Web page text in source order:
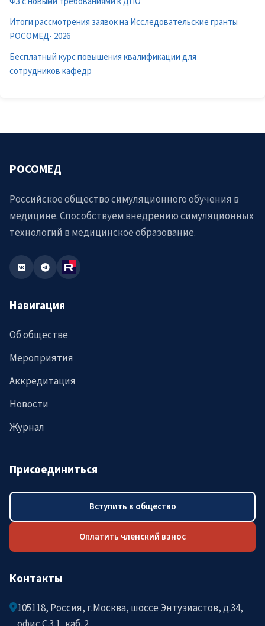
Итоги рассмотрения заявок на Исследовательские гранты
РОСОМЕД- 2026
Бесплатный курс повышения квалификации для
сотрудников кафедр
РОСОМЕД
Российское общество симуляционного обучения в
медицине. Способствуем внедрению симуляционных
технологий в медицинское образование.
Навигация
Об обществе
Мероприятия
Аккредитация
Новости
Журнал
Присоединиться
Вступить в общество
Оплатить членский взнос
Контакты
105118, Россия, г.Москва, шоссе Энтузиастов, д.34,